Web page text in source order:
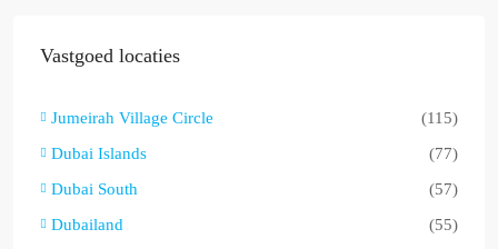
Vastgoed locaties
Jumeirah Village Circle
(115)
Dubai Islands
(77)
Dubai South
(57)
Dubailand
(55)